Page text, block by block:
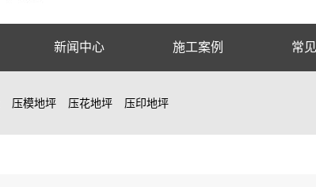
新闻中心 施工案例 常
压模地坪 压花地坪 压印地坪